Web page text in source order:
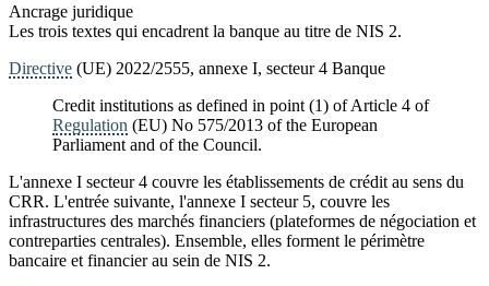
Ancrage juridique
Les trois textes qui encadrent la banque au titre de NIS 2.
Directive (UE) 2022/2555, annexe I, secteur 4 Banque
Credit institutions as defined in point (1) of Article 4 of
Regulation (EU) No 575/2013 of the European
Parliament and of the Council.
L'annexe I secteur 4 couvre les établissements de crédit au sens du
CRR. L'entrée suivante, l'annexe I secteur 5, couvre les
infrastructures des marchés financiers (plateformes de négociation et
contreparties centrales). Ensemble, elles forment le périmètre
bancaire et financier au sein de NIS 2.